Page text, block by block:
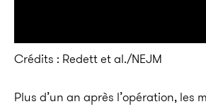
Crédits : Redett et al./NEJM
Plus d’un an après l’opération, les